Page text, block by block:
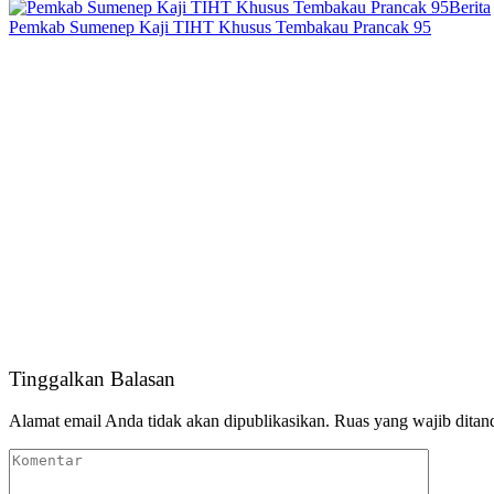
Berita
Pemkab Sumenep Kaji TIHT Khusus Tembakau Prancak 95
Tinggalkan Balasan
Alamat email Anda tidak akan dipublikasikan. Ruas yang wajib